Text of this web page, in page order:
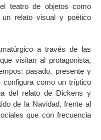
teatro de objetos como
un relato visual y poético
a través de las
visitan al protagonista,
pasado, presente y
como un tríptico
del relato de Dickens y
de la Navidad, frente al
que con frecuencia